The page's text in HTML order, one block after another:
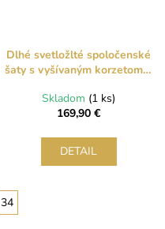
Dlhé svetložlté spoločenské
šaty s vyšívaným korzetom a
Skladom (1 ks)
169,90 €
DETAIL
34